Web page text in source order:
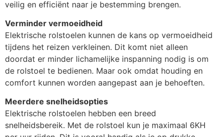
veilig en efficiënt naar je bestemming brengen.
Verminder vermoeidheid
Elektrische rolstoelen kunnen de kans op vermoeidheid
tijdens het reizen verkleinen. Dit komt niet alleen
doordat er minder lichamelijke inspanning nodig is om
de rolstoel te bedienen. Maar ook omdat houding en
comfort kunnen worden aangepast aan je behoeften.
Meerdere snelheidsopties
Elektrische rolstoelen hebben een breed
snelheidsbereik. Met de rolstoel kun je maximaal 6KH